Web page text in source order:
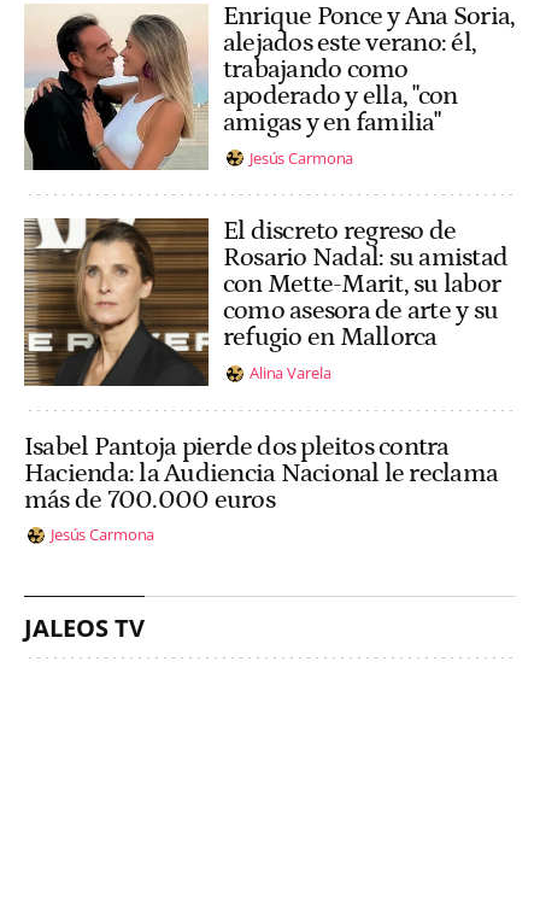
Enrique Ponce y Ana Soria,
alejados este verano: él,
trabajando como
apoderado y ella, "con
amigas y en familia"
Jesús Carmona
El discreto regreso de
Rosario Nadal: su amistad
con Mette-Marit, su labor
como asesora de arte y su
refugio en Mallorca
Alina Varela
Isabel Pantoja pierde dos pleitos contra
Hacienda: la Audiencia Nacional le reclama
más de 700.000 euros
Jesús Carmona
JALEOS TV